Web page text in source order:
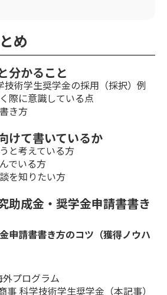
め
分かること
術学生奨学金の採用（採択）例
際に意識している点
き方
けて書いているか
と考えている方
でいる方
を知りたい方
助成金・奨学金申請書書き
申請書書き方のコツ（獲得ノウハ
外プログラム
事 科学技術学生奨学金（本記事）